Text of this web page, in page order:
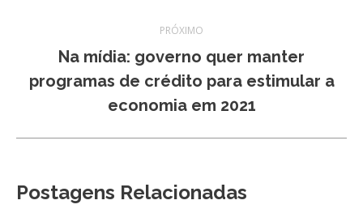
PRÓXIMO
Próximo
post:
Na mídia: governo quer manter
programas de crédito para estimular a
economia em 2021
Postagens Relacionadas